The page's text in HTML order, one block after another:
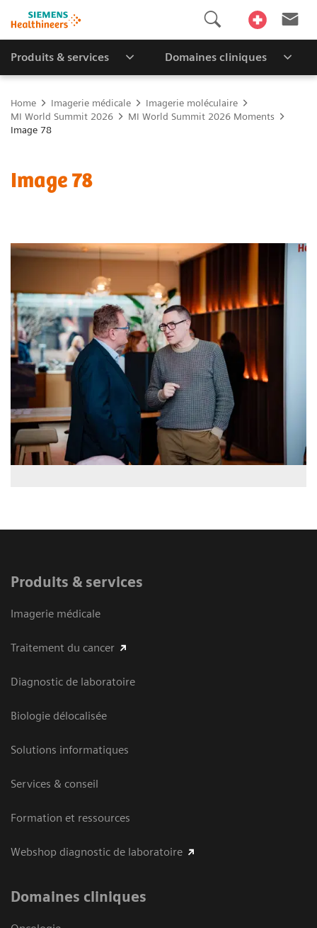
Produits & services Domaines cliniques
Home Imagerie médicale
Imagerie moléculaire
MI World Summit 2026
MI World Summit 2026 Moments
Image 78
Image 78
Produits & services
Imagerie médicale
Traitement du cancer
Diagnostic de laboratoire
Biologie délocalisée
Solutions informatiques
Services & conseil
Formation et ressources
Webshop diagnostic de laboratoire
Domaines cliniques